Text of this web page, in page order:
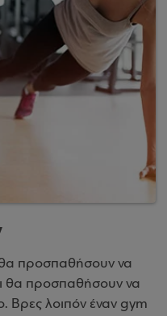
προσπαθήσουν να
θα προσπαθήσουν να
Βρες λοιπόν έναν gym